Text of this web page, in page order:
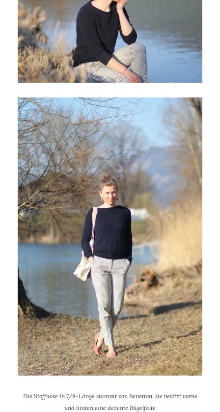
Die Stoffhose in 7/8-Länge stammt von Benetton, sie besitzt vorne
und hinten eine dezente Bügelfalte